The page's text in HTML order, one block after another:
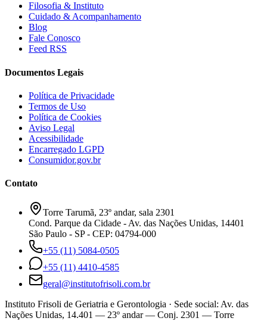
Filosofia & Instituto
Cuidado & Acompanhamento
Blog
Fale Conosco
Feed RSS
Documentos Legais
Política de Privacidade
Termos de Uso
Política de Cookies
Aviso Legal
Acessibilidade
Encarregado LGPD
Consumidor.gov.br
Contato
Torre Tarumã, 23º andar, sala 2301
Cond. Parque da Cidade - Av. das Nações Unidas, 14401
São Paulo - SP - CEP: 04794-000
+55 (11) 5084-0505
+55 (11) 4410-4585
geral@institutofrisoli.com.br
Instituto Frisoli de Geriatria e Gerontologia · Sede social: Av. das
Nações Unidas, 14.401 — 23º andar — Conj. 2301 — Torre